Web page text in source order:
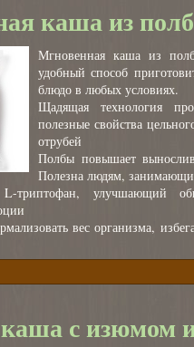
каша из
Мгновенная каша из
удобный способ
блюдо в любых условиях.
Щадящая технология
полезные свойства
отрубей
Полбы повышает
Полезна людям,
триптофан, улучшающий
вес организма,
каша из полбы
с изюмом